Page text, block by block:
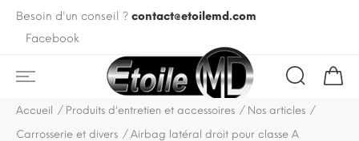
Besoin d'un conseil ? contact@etoilemd.com
Facebook
Accueil Produits d'entretien et accessoires
Nos articles
Carrosserie et divers
Airbag latéral droit pour classe A